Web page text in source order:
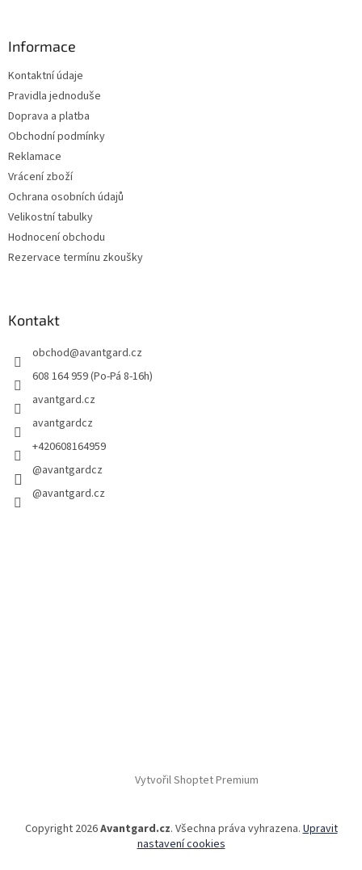
Informace
Kontaktní údaje
Pravidla jednoduše
Doprava a platba
Obchodní podmínky
Reklamace
Vrácení zboží
Ochrana osobních údajů
Velikostní tabulky
Hodnocení obchodu
Rezervace termínu zkoušky
Kontakt
obchod@avantgard.cz
608 164 959 (Po-Pá 8-16h)
avantgard.cz
avantgardcz
+420608164959
@avantgardcz
@avantgard.cz
Vytvořil Shoptet Premium
Copyright 2026Avantgard.cz. Všechna práva vyhrazena.Upravit
nastavení cookies